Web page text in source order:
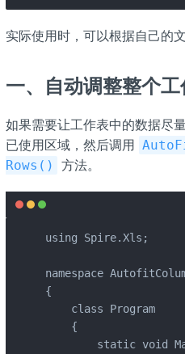
实际使用时，可以根据自己的
一、自动调整整个
如果需要让工作表中的数据尽
已使用区域，然后调用 ​
Rows()​
​ 方法。
using Spire.Xls;
namespace
{
    class Program
    {
static void